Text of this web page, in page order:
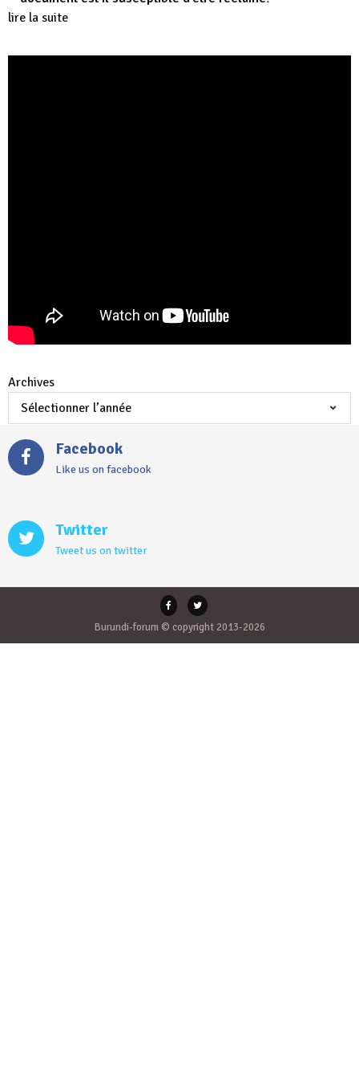
lire la suite
Archives
Facebook
Like us on facebook
Twitter
Tweet us on twitter
Burundi-forum © copyright 2013-2026